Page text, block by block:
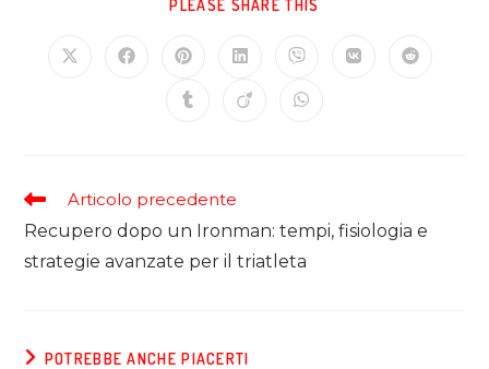
PLEASE SHARE THIS
Articolo precedente
Recupero dopo un Ironman: tempi, fisiologia e
strategie avanzate per il triatleta
POTREBBE ANCHE PIACERTI